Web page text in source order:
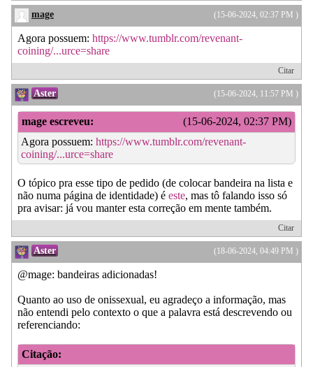
(15-06-2024, 02:37 PM )
mage
Agora possuem: https://www.tumblr.com/revenant-
coining/...urce=share
Citar
(15-06-2024, 11:57 PM )
Aster
(15-06-2024, 02:37 PM)
mage escreveu:
Agora possuem: https://www.tumblr.com/revenant-
coining/...urce=share
O tópico pra esse tipo de pedido (de colocar bandeira na lista e
não numa página de identidade) é este, mas tô falando isso só
pra avisar: já vou manter esta correção em mente também.
Citar
(18-06-2024, 04:49 PM )
Aster
@mage: bandeiras adicionadas!
Quanto ao uso de onissexual, eu agradeço a informação, mas
não entendi pelo contexto o que a palavra está descrevendo ou
referenciando:
Citação: